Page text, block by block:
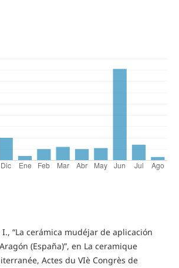
I., “La cerámica mudéjar de aplicación
(España)”, en La ceramique
Actes du VIè Congrès de